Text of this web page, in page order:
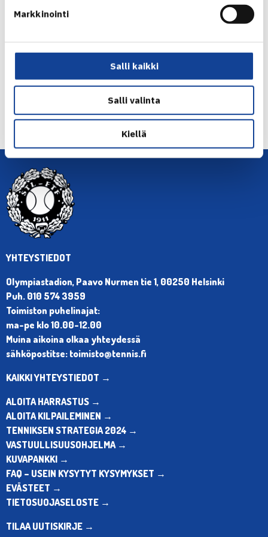
Markkinointi
Salli kaikki
Salli valinta
Kiellä
Jaa:
Seuraava uutinen: TCT ja JTS… →
YHTEYSTIEDOT
Olympiastadion, Paavo Nurmen tie 1, 00250 Helsinki
Puh. 010 574 3959
Toimiston puhelinajat:
ma-pe klo 10.00-12.00
Muina aikoina olkaa yhteydessä
sähköpostitse: toimisto@tennis.fi
KAIKKI YHTEYSTIEDOT →
ALOITA HARRASTUS →
ALOITA KILPAILEMINEN →
TENNIKSEN STRATEGIA 2024 →
VASTUULLISUUSOHJELMA →
KUVAPANKKI →
FAQ – USEIN KYSYTYT KYSYMYKSET →
EVÄSTEET →
TIETOSUOJASELOSTE →
TILAA UUTISKIRJE →